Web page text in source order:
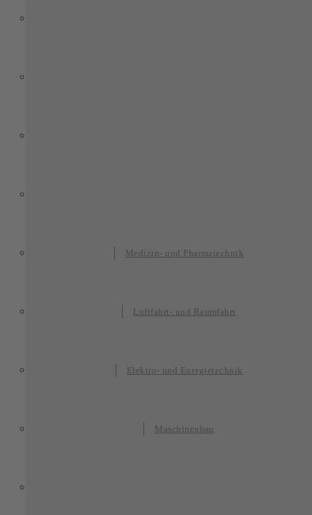
Medizin- und Pharmatechnik
Luftfahrt- und Raumfahrt
Elektro- und Energietechnik
Maschinenbau